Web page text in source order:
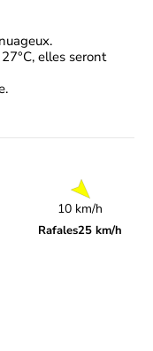
elles seront
10 km/h
Rafales25 km/h